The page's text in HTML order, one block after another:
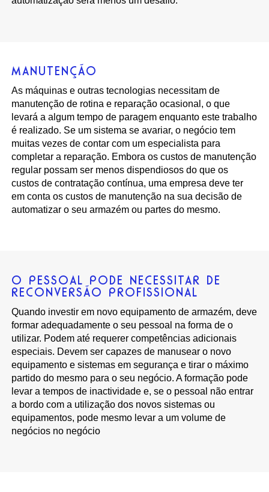
MANUTENÇÃO
As máquinas e outras tecnologias necessitam de
manutenção de rotina e reparação ocasional, o que
levará a algum tempo de paragem enquanto este trabalho
é realizado. Se um sistema se avariar, o negócio tem
muitas vezes de contar com um especialista para
completar a reparação. Embora os custos de manutenção
regular possam ser menos dispendiosos do que os
custos de contratação contínua, uma empresa deve ter
em conta os custos de manutenção na sua decisão de
automatizar o seu armazém ou partes do mesmo.
O PESSOAL PODE NECESSITAR DE
RECONVERSÃO PROFISSIONAL
Quando investir em novo equipamento de armazém, deve
formar adequadamente o seu pessoal na forma de o
utilizar. Podem até requerer competências adicionais
especiais. Devem ser capazes de manusear o novo
equipamento e sistemas em segurança e tirar o máximo
partido do mesmo para o seu negócio. A formação pode
levar a tempos de inactividade e, se o pessoal não entrar
a bordo com a utilização dos novos sistemas ou
equipamentos, pode mesmo levar a um volume de
negócios no negócio